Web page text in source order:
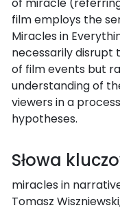
film employs the
Miracles in
necessarily
of film events but
understanding of
viewers in a
hypotheses.
Słowa
miracles in
Tomasz